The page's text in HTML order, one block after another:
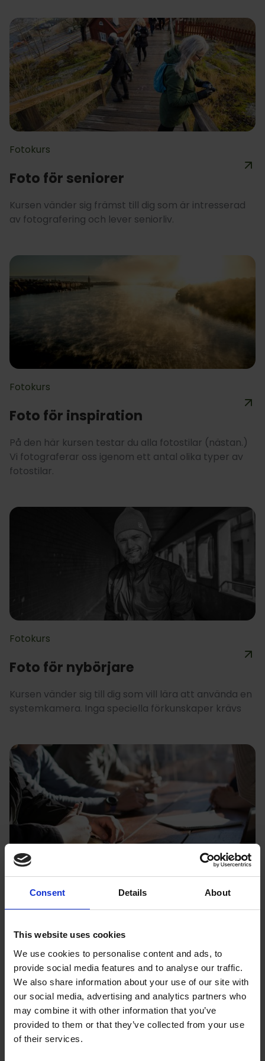
Consent Details About
This website uses cookies
We use cookies to personalise content and ads, to
provide social media features and to analyse our traffic.
We also share information about your use of our site with
our social media, advertising and analytics partners who
may combine it with other information that you’ve
provided to them or that they’ve collected from your use
of their services.
Fotokurs
Foto för seniorer
Kursen vänder sig främst till dig som är intresserad
av fotografering och lever seniorliv.
Fotokurs
Foto för inspiration
På den här kursen testar du alla fotostilar (nästan.)
Vi fotograferar oss igenom ett antal olika typer av
fotostilar.
Fotokurs
Foto för nybörjare
Kursen vänder sig till dig som vill lära att använda en
systemkamera. Inga speciella förkunskaper krävs
Socialpedagogisk kurs
Tolvstegsterapeut med KBT-
Tolvstegsterapeut utbildningens fokus ligger på det
kognitiva synsättet, arbetsmetoder och utveckling
av terapeutrollen.